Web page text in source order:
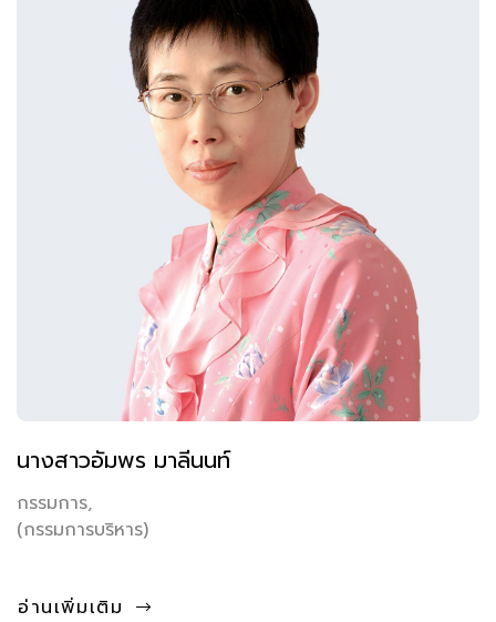
นางสาวอัมพร มาลีนนท์
กรรมการ,
(กรรมการบริหาร)
อ่านเพิ่มเติม